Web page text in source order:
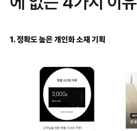
1. 정확도 높은 개인화 소재 기획